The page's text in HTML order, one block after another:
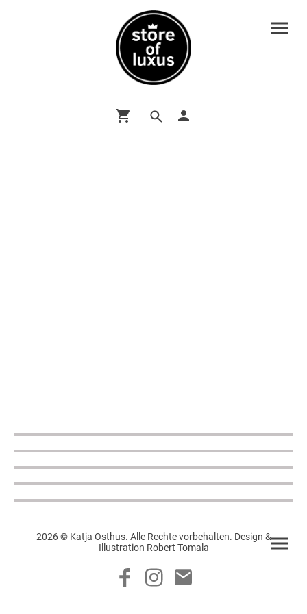
2026 © Katja Osthus. Alle Rechte vorbehalten. Design &
Illustration Robert Tomala